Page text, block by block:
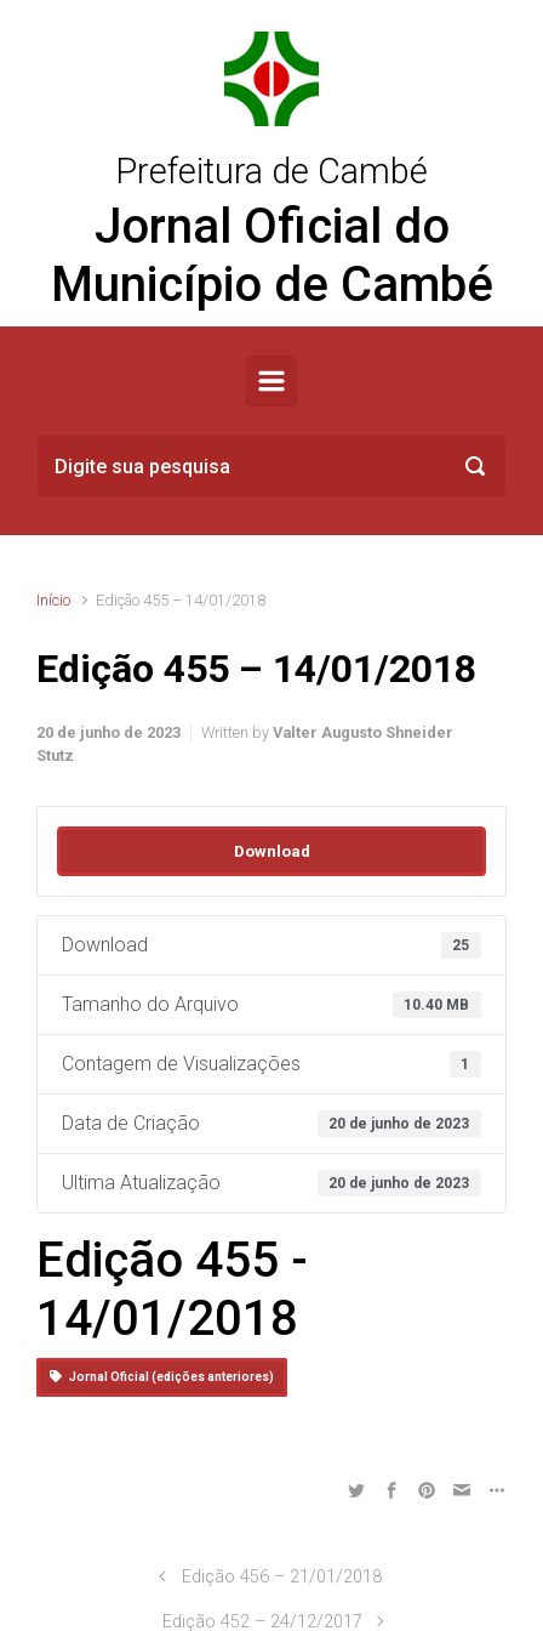
Prefeitura de Cambé
Jornal Oficial do
Município de Cambé
Início Edição 455 – 14/01/2018
Edição 455 – 14/01/2018
20 de junho de 2023 Written by Valter Augusto Shneider
Stutz
Download
Download 25
Tamanho do Arquivo 10.40 MB
Contagem de Visualizações 1
Data de Criação 20 de junho de 2023
Ultima Atualização 20 de junho de 2023
Edição 455 -
14/01/2018
Jornal Oficial (edições anteriores)
Edição 456 – 21/01/2018
Edição 452 – 24/12/2017